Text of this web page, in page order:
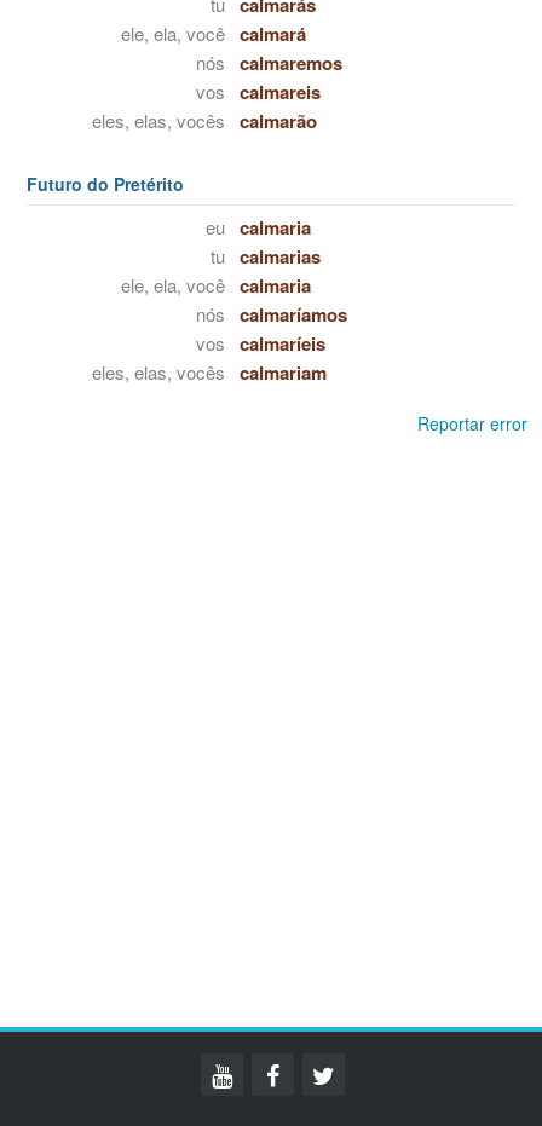
ele, ela, você calmará
nós calmaremos
vos calmareis
eles, elas, vocês calmarão
Futuro do Pretérito
eu calmaria
tu calmarias
ele, ela, você calmaria
nós calmaríamos
vos calmaríeis
eles, elas, vocês calmariam
Reportar error